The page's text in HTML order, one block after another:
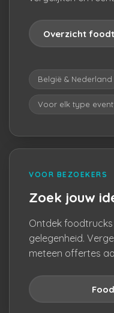
Overzicht
België & Nederland
Voor elk type event
VOOR BEZOEKERS
Zoek jouw
Ontdek foodtrucks
gelegenheid.
meteen offertes